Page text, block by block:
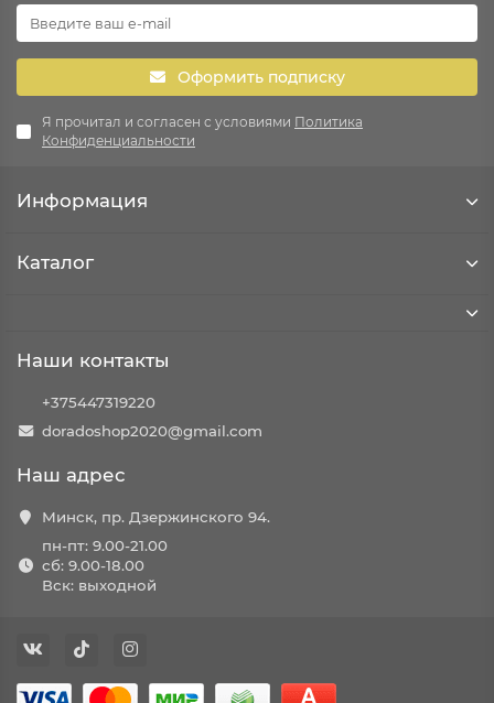
Оформить подписку
Я прочитал и согласен с условиями Политика
Конфиденциальности
Информация
Каталог
Наши контакты
+375447319220
doradoshop2020@gmail.com
Наш адрес
Минск, пр. Дзержинского 94.
пн-пт: 9.00-21.00
сб: 9.00-18.00
Вск: выходной